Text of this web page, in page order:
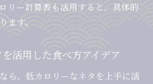
リー計算表も活用すると、具体的
ます。
活用した食べ方アイデア
ら、低カロリーなネタを上手に活